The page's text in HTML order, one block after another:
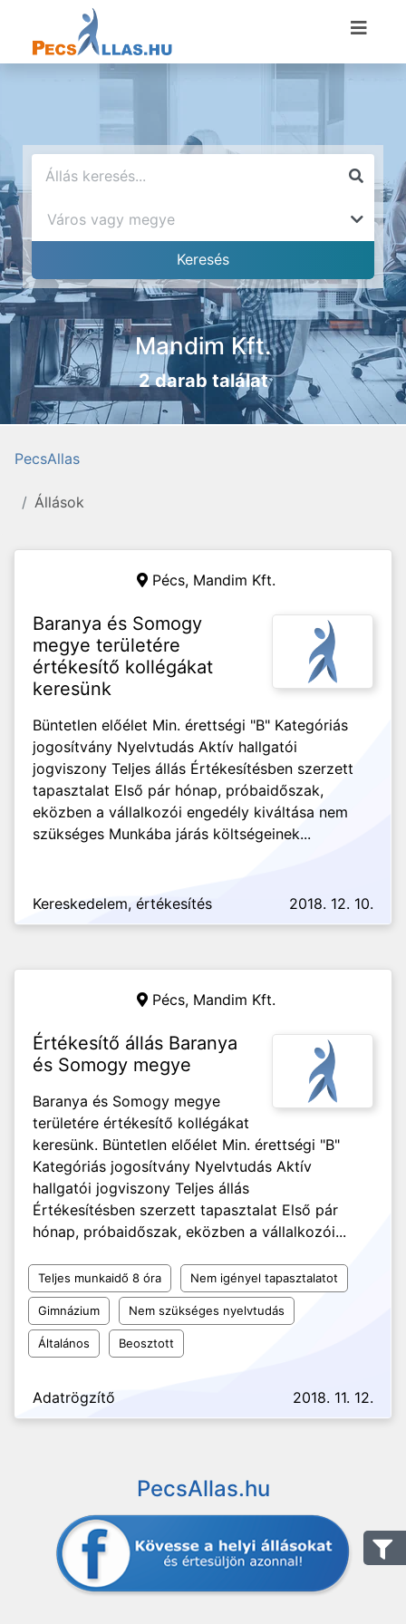
Mandim Kft.
2 darab találat
PecsAllas
Állások
Pécs, Mandim Kft.
Baranya és Somogy
megye területére
értékesítő kollégákat
keresünk
Büntetlen előélet Min. érettségi "B" Kategóriás
jogosítvány Nyelvtudás Aktív hallgatói
jogviszony Teljes állás Értékesítésben szerzett
tapasztalat Első pár hónap, próbaidőszak,
eközben a vállalkozói engedély kiváltása nem
szükséges Munkába járás költségeinek...
Kereskedelem, értékesítés 2018. 12. 10.
Pécs, Mandim Kft.
Értékesítő állás Baranya
és Somogy megye
Baranya és Somogy megye
területére értékesítő kollégákat
keresünk. Büntetlen előélet Min. érettségi "B"
Kategóriás jogosítvány Nyelvtudás Aktív
hallgatói jogviszony Teljes állás
Értékesítésben szerzett tapasztalat Első pár
hónap, próbaidőszak, eközben a vállalkozói...
Teljes munkaidő 8 óra Nem igényel tapasztalatot
Gimnázium Nem szükséges nyelvtudás
Általános Beosztott
Adatrögzítő 2018. 11. 12.
PecsAllas.hu